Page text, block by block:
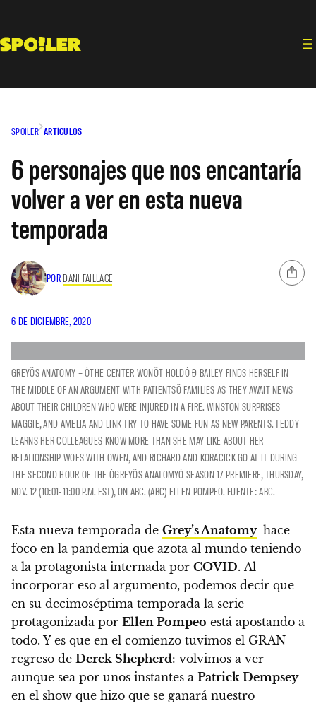
contenido
SPOILER ARTÍCULOS
6 personajes que nos encantaría
volver a ver en esta nueva
temporada
POR DANI FAILLACE
6 DE DICIEMBRE, 2020
GREYÕS ANATOMY – ÒTHE CENTER WONÕT HOLDÓ Ð BAILEY FINDS HERSELF IN
THE MIDDLE OF AN ARGUMENT WITH PATIENTSÕ FAMILIES AS THEY AWAIT NEWS
ABOUT THEIR CHILDREN WHO WERE INJURED IN A FIRE. WINSTON SURPRISES
MAGGIE, AND AMELIA AND LINK TRY TO HAVE SOME FUN AS NEW PARENTS. TEDDY
LEARNS HER COLLEAGUES KNOW MORE THAN SHE MAY LIKE ABOUT HER
RELATIONSHIP WOES WITH OWEN, AND RICHARD AND KORACICK GO AT IT DURING
THE SECOND HOUR OF THE ÒGREYÕS ANATOMYÓ SEASON 17 PREMIERE, THURSDAY,
NOV. 12 (10:01-11:00 P.M. EST), ON ABC. (ABC) ELLEN POMPEO. FUENTE: ABC.
Esta nueva temporada de Grey’s Anatomy hace
foco en la pandemia que azota al mundo teniendo
a la protagonista internada por COVID. Al
incorporar eso al argumento, podemos decir que
en su decimoséptima temporada la serie
protagonizada por Ellen Pompeo está apostando a
todo. Y es que en el comienzo tuvimos el GRAN
regreso de Derek Shepherd: volvimos a ver
aunque sea por unos instantes a Patrick Dempsey
en el show que hizo que se ganará nuestro